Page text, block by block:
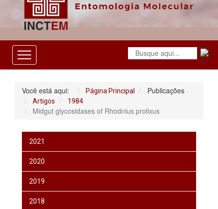
Você está aqui: Página Principal Publicações
Artigos 1984
Midgut glycosidases of Rhodnius prolixus
2021
2020
2019
2018